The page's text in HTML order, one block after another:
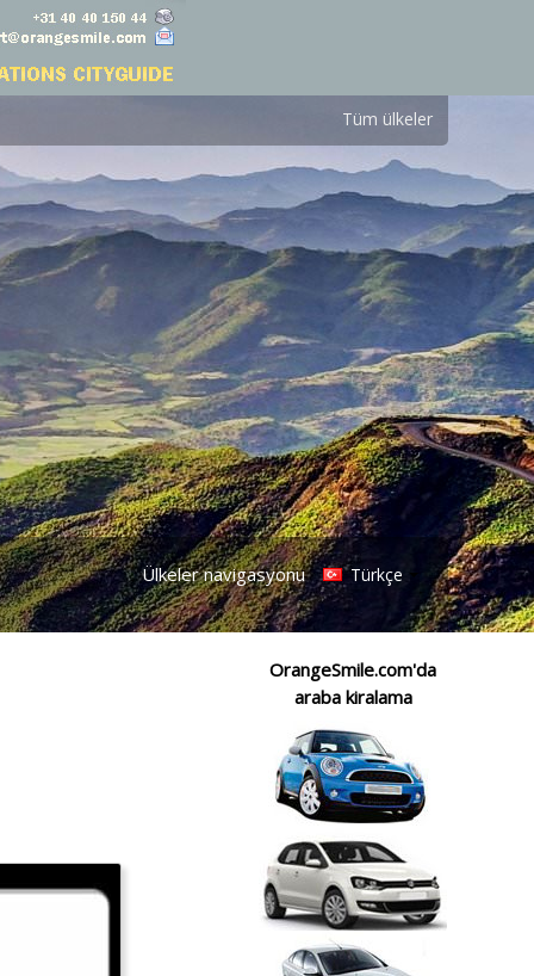
Tüm ülkeler
Ülkeler navigasyonu Türkçe
OrangeSmile.com'da
araba kiralama